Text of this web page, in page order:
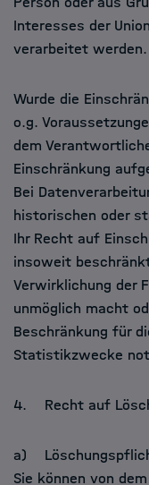
Interesses der
verarbeitet werden.
Wurde die
o.g.
dem
Einschränkung
Bei
historischen oder
Ihr Recht auf
insoweit
Verwirklichung der
unmöglich macht
Beschränkung für
Statistikzwecke
4. Recht auf
a)
Sie können von